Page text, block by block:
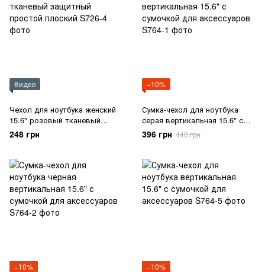
Видео
Чехол для ноутбука женский
15.6" розовый тканевый
защитный простой плоский
248 грн
−10%
Сумка-чехол для ноутбука
серая вертикальная 15.6" с
сумочкой для аксессуаров
396 грн 440 грн
−10% −10%